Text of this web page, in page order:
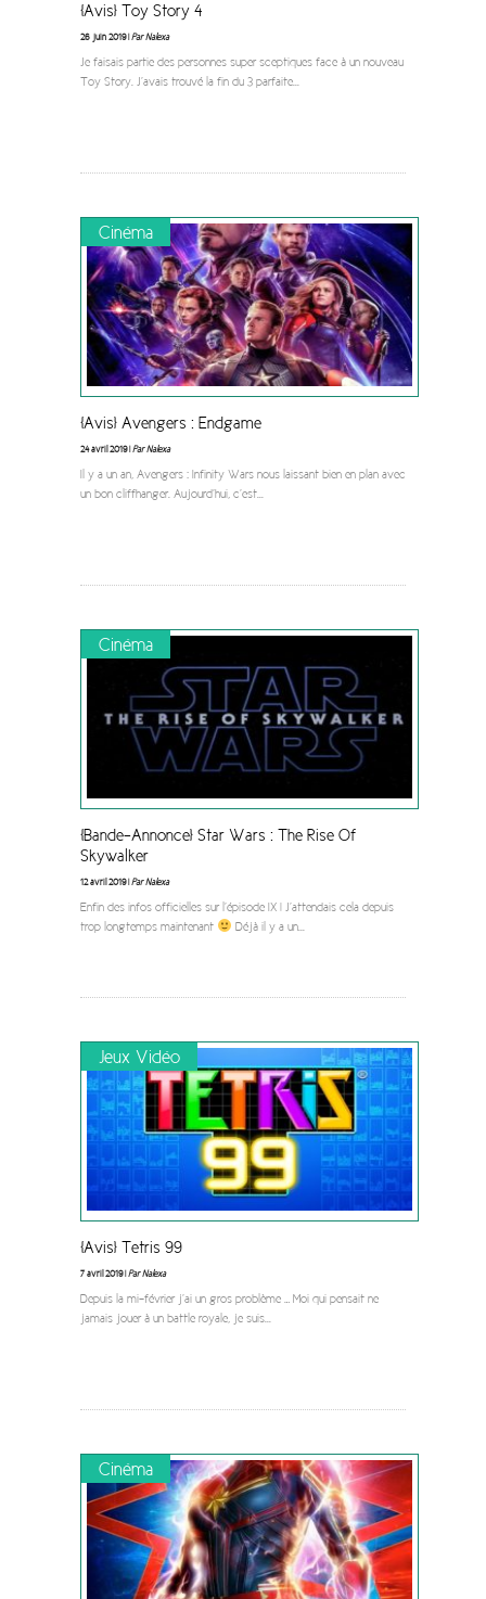
[Avis] Toy Story 4
26 juin 2019 |Par Nalexa
Je faisais partie des personnes super sceptiques face à un nouveau
Toy Story. J’avais trouvé la fin du 3 parfaite...
Cinéma
[Avis] Avengers : Endgame
24 avril 2019 |Par Nalexa
Il y a un an, Avengers : Infinity Wars nous laissant bien en plan avec
un bon cliffhanger. Aujourd’hui, c’est...
Cinéma
[Bande-Annonce] Star Wars : The Rise Of
Skywalker
12 avril 2019 |Par Nalexa
Enfin des infos officielles sur l’épisode IX ! J’attendais cela depuis
trop longtemps maintenant
Déjà il y a un...
Jeux Vidéo
[Avis] Tetris 99
7 avril 2019 |Par Nalexa
Depuis la mi-février j’ai un gros problème … Moi qui pensait ne
jamais jouer à un battle royale, je suis...
Cinéma